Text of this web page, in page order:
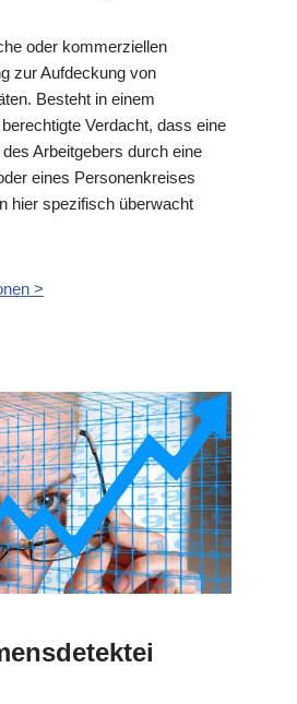
oder kommerziellen
zur Aufdeckung von
Besteht in einem
Verdacht, dass eine
Arbeitgebers durch eine
eines Personenkreises
hier spezifisch überwacht
>